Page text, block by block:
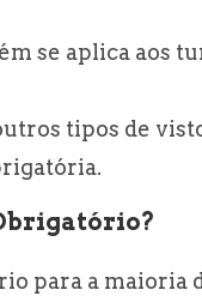
se aplica aos
tipos de
para a maioria